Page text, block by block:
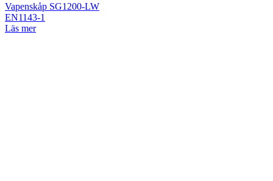
Vapenskåp SG1200-LW
EN1143-1
Läs mer